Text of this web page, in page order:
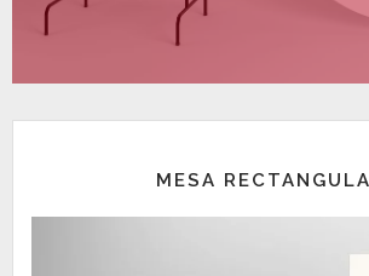
MESA